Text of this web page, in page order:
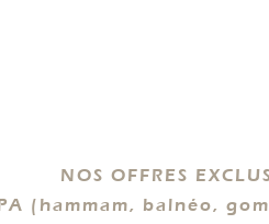
NOS OFFRES
(hammam, balnéo,